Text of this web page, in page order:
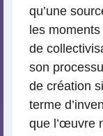
qu’une
les
de
son
de création
terme
que l’œuvre